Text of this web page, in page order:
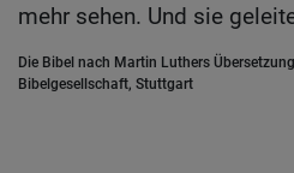
mehr sehen. Und sie
Die Bibel nach Martin Luthers
Bibelgesellschaft, Stuttgart